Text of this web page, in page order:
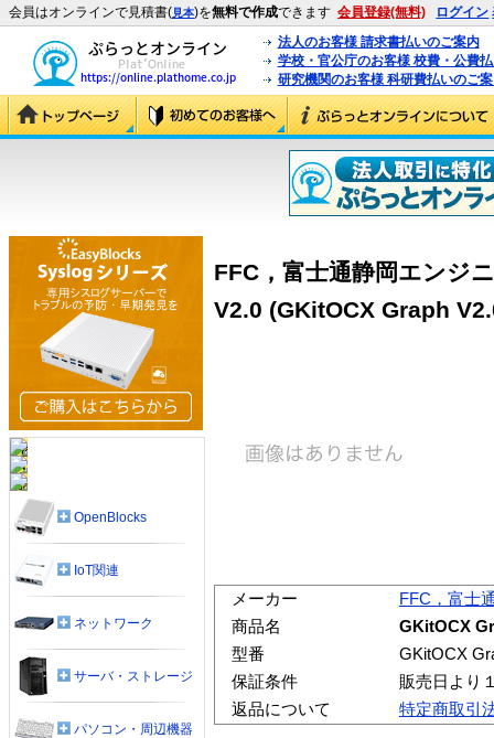
会員はオンラインで見積書(見本)を無料で作成できます 会員登録(無料) ログイン
法人のお客様 請求書払いのご案内
学校・官公庁のお客様 校費・公費
研究機関のお客様 科研費払いのご
FFC，富士通静岡エンジ
V2.0 (GKitOCX Graph
メーカー
FFC，富士
商品名
GKitOCX
型番
GKitOCX
保証条件
販売日より
返品について
特定商取引
OpenBlocks
IoT関連
ネットワーク
サーバ・ストレージ
パソコン・周辺機器